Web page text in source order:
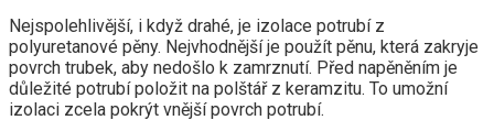
Nejspolehlivější, i když drahé, je izolace potrubí z
polyuretanové pěny. Nejvhodnější je použít pěnu, která zakryje
povrch trubek, aby nedošlo k zamrznutí. Před napěněním je
důležité potrubí položit na polštář z keramzitu. To umožní
izolaci zcela pokrýt vnější povrch potrubí.